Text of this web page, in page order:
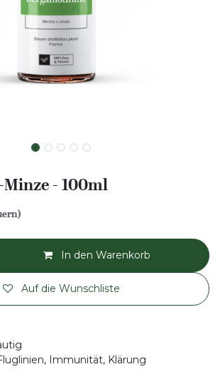
- 100ml
In den Warenkorb
Auf die Wunschliste
Immunität, Klärung